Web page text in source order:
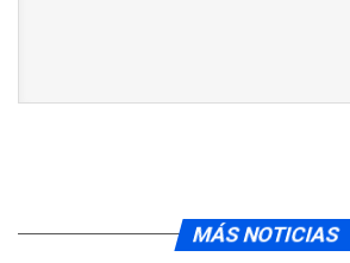
MÁS NOTICIAS